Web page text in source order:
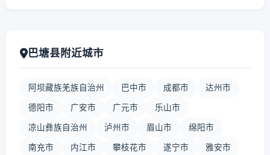
巴塘县附近城市
阿坝藏族羌族自治州 巴中市 成都市 达州市
德阳市 广安市 广元市 乐山市
凉山彝族自治州 泸州市 眉山市 绵阳市
南充市 内江市 攀枝花市 遂宁市 雅安市